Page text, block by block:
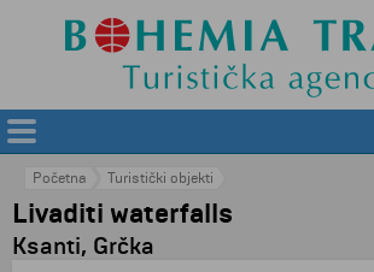
Početna Turistički objekti
Livaditi waterfalls
Ksanti, Grčka